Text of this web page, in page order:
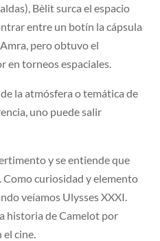
Bèlit surca el espacio
entre un botín la cápsula
pero obtuvo el
en torneos espaciales.
la atmósfera o temática de
uno puede salir
y se entiende que
Como curiosidad y elemento
veíamos Ulysses XXXI.
historia de Camelot por
cine.